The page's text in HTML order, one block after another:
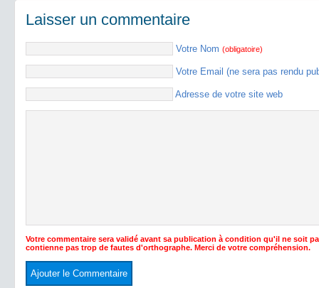
Laisser un commentaire
Votre Nom (obligatoire)
Votre Email (ne sera pas rendu
Adresse de votre site web
Votre commentaire sera validé avant sa publication à condition qu'il ne soit
contienne pas trop de fautes d'orthographe. Merci de votre compréhension.